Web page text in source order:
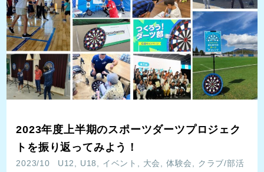
2023年度上半期のスポーツダーツプロジェク
トを振り返ってみよう！
2023/10
U12 U18 イベント 大会 体験会
クラブ/部活